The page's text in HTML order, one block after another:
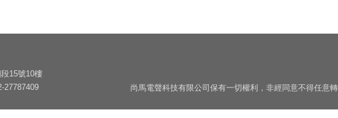
15號10樓
27787409
尚馬電聲科技有限公司保有一切權利，非經同意不得任意